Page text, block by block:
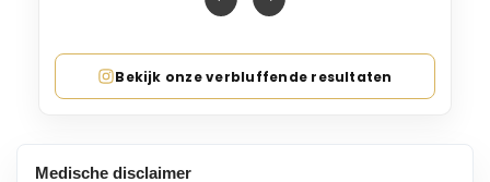
Bekijk onze verbluffende resultaten
Medische disclaimer